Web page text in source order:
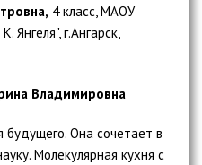
4 класс, МАОУ
Янгеля", г.Ангарск,
Владимировна
будущего. Она сочетает в
Молекулярная кухня с